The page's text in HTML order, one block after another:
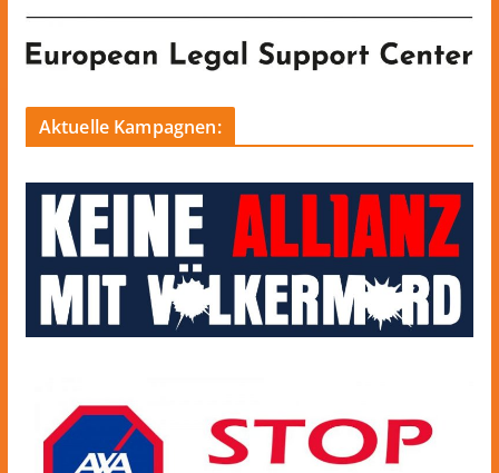
Aktuelle Kampagnen: